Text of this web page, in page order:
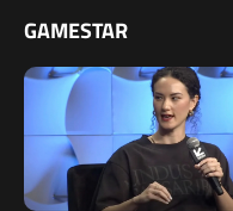
GAMESTAR